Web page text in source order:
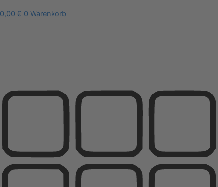
0,00 € 0 Warenkorb